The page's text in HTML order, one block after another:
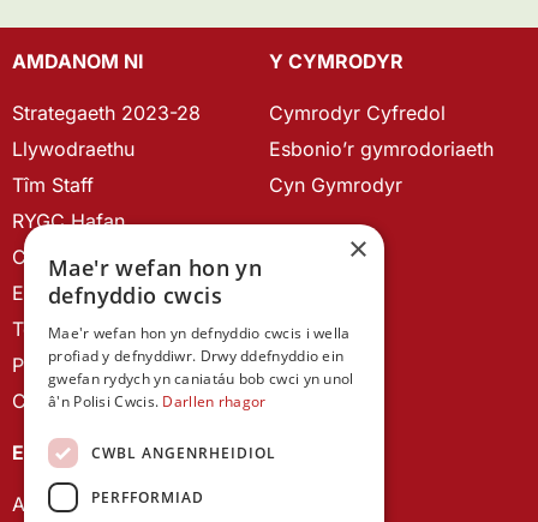
AMDANOM NI
Strategaeth 2023-28
Llywodraethu
Tîm Staff
RYGC Hafan
Canllawiau brandio
Ein Hanes
Telerau ac Amodau
Polisi Preifatrwydd
Cysylltu â ni
Y CYMRODYR
Cymrodyr Cyfredol
Esbonio’r gymrodoriaeth
Cyn Gymrodyr
EIN CYHOEDDIADAU
Astudiaethau Cymreig
×
Mae'r wefan hon yn
defnyddio cwcis
Mae'r wefan hon yn defnyddio cwcis i wella
profiad y defnyddiwr. Drwy ddefnyddio ein
gwefan rydych yn caniatáu bob cwci yn unol
â'n Polisi Cwcis. Darllen rhagor
CWBL ANGENRHEIDIOL
PERFFORMIAD